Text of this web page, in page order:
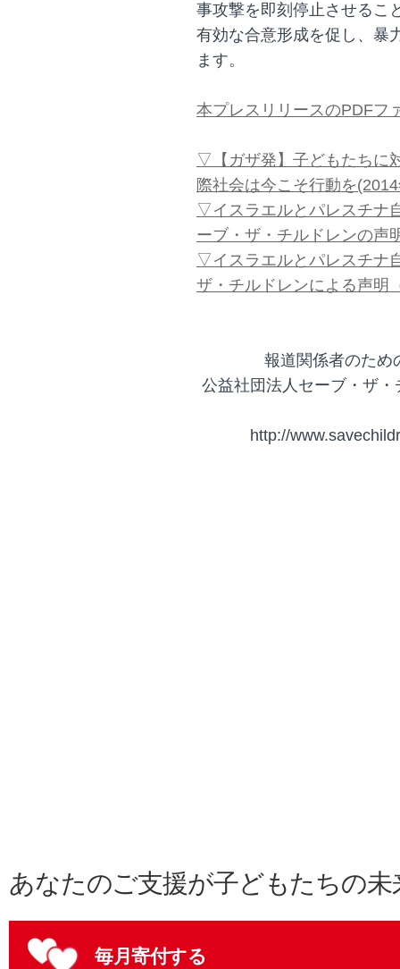
事攻撃を即刻停止させるこ
有効な合意形成を促し、暴
ます。
本プレスリリースのPDFフ
▽【ガザ発】子どもたちに
際社会は今こそ行動を
▽イスラエルとパレスチナ
ーブ・ザ・チルドレンの声
▽イスラエルとパレスチナ
ザ・チルドレンによる声明
報道関係者のため
公益社団法人セーブ・ザ
http://
あなたのご支援が子どもたちの
毎月寄付する